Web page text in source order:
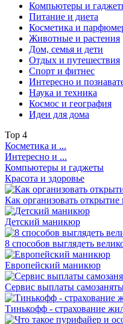
Компьютеры и
Питание и диета
Косметика и
Животные и растения
Дом, семья и дети
Отдых и путешествия
Спорт и фитнес
Интересно и
Наука и техника
Космос и география
Идеи для дома
Top 4
Косметика и ...
Интересно и ...
Компьютеры и гаджеты
Красота и здоровье
Как организовать открытие
Детский маникюр
8 способов выглядеть
Европейский маникюр
Сервис выплаты
Тинькофф - страхование